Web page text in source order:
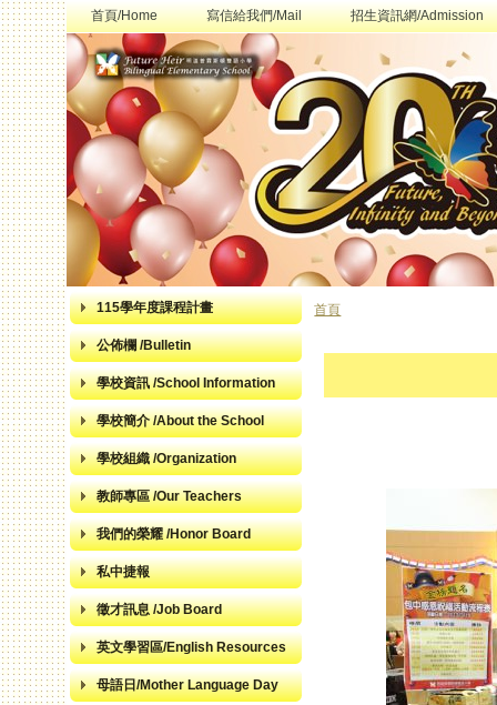
首頁/Home 寫信給我們/Mail 招生資訊網/Admission
115學年度課程計畫
公佈欄 /Bulletin
學校資訊 /School Information
學校簡介 /About the School
學校組織 /Organization
教師專區 /Our Teachers
我們的榮耀 /Honor Board
私中捷報
徵才訊息 /Job Board
英文學習區/English Resources
母語日/Mother Language Day
首頁